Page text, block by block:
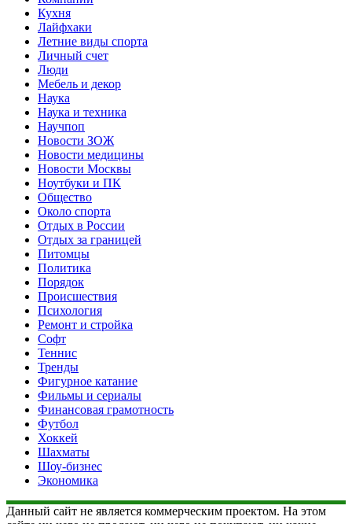
Кухня
Лайфхаки
Летние виды спорта
Личный счет
Люди
Мебель и декор
Наука
Наука и техника
Научпоп
Новости ЗОЖ
Новости медицины
Новости Москвы
Ноутбуки и ПК
Общество
Около спорта
Отдых в России
Отдых за границей
Питомцы
Политика
Порядок
Происшествия
Психология
Ремонт и стройка
Софт
Теннис
Тренды
Фигурное катание
Фильмы и сериалы
Финансовая грамотность
Футбол
Хоккей
Шахматы
Шоу-бизнес
Экономика
Данный сайт не является коммерческим проектом. На этом